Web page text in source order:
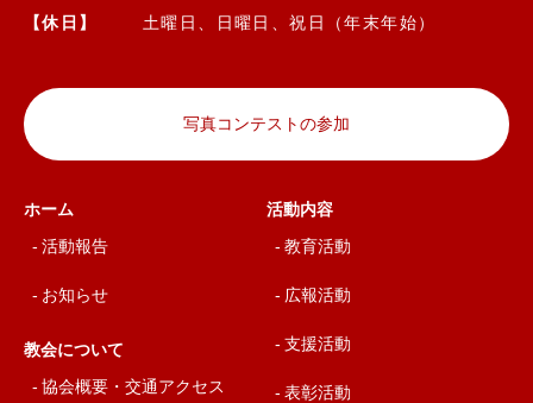
【休日】 土曜日、日曜日、祝日（年末年始）
写真コンテストの参加
ホーム
活動報告
お知らせ
教会について
協会概要・交通アクセス
活動内容
教育活動
広報活動
支援活動
表彰活動